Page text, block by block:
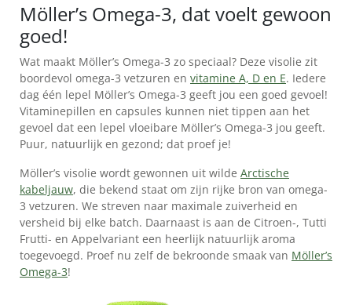
Möller’s Omega-3, dat voelt gewoon
goed!
Wat maakt Möller’s Omega-3 zo speciaal? Deze visolie zit
boordevol omega-3 vetzuren en vitamine A, D en E. Iedere
dag één lepel Möller’s Omega-3 geeft jou een goed gevoel!
Vitaminepillen en capsules kunnen niet tippen aan het
gevoel dat een lepel vloeibare Möller’s Omega-3 jou geeft.
Puur, natuurlijk en gezond; dat proef je!
Möller’s visolie wordt gewonnen uit wilde Arctische
kabeljauw, die bekend staat om zijn rijke bron van omega-
3 vetzuren. We streven naar maximale zuiverheid en
versheid bij elke batch. Daarnaast is aan de Citroen-, Tutti
Frutti- en Appelvariant een heerlijk natuurlijk aroma
toegevoegd. Proef nu zelf de bekroonde smaak van Möller’s
Omega-3!
KINDEREN
👉
VOORDELEN
VOOR
VOLWASSENEN
VERSCHILLEN
TUSSEN
LEVERTRAAN
EN
VISOLIE
LEVERTRAAN
GEZOND?